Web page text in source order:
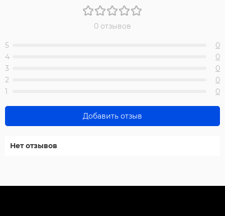
0 отзывов
5
0
4
0
3
0
2
0
1
0
Добавить отзыв
Нет отзывов